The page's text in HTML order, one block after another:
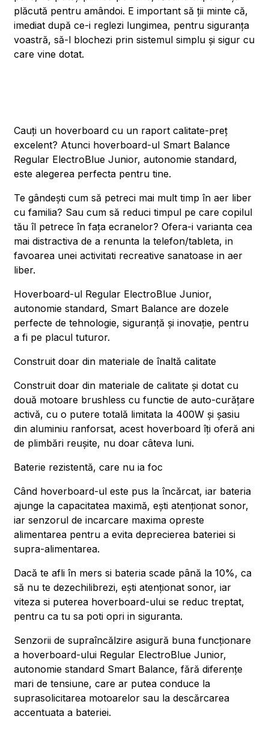
plăcută pentru amândoi. E important să ții minte că,
imediat după ce-i reglezi lungimea, pentru siguranța
voastră, să-l blochezi prin sistemul simplu și sigur cu
care vine dotat.
Cauți un hoverboard cu un raport calitate-preț
excelent? Atunci hoverboard-ul Smart Balance
Regular ElectroBlue Junior, autonomie standard,
este alegerea perfecta pentru tine.
Te gândești cum să petreci mai mult timp în aer liber
cu familia? Sau cum să reduci timpul pe care copilul
tău îl petrece în fața ecranelor? Ofera-i varianta cea
mai distractiva de a renunta la telefon/tableta, in
favoarea unei activitati recreative sanatoase in aer
liber.
Hoverboard-ul Regular ElectroBlue Junior,
autonomie standard, Smart Balance are dozele
perfecte de tehnologie, siguranță și inovație, pentru
a fi pe placul tuturor.
Construit doar din materiale de înaltă calitate
Construit doar din materiale de calitate și dotat cu
două motoare brushless cu functie de auto-curățare
activă, cu o putere totală limitata la 400W și șasiu
din aluminiu ranforsat, acest hoverboard îți oferă ani
de plimbări reușite, nu doar câteva luni.
Baterie rezistentă, care nu ia foc
Când hoverboard-ul este pus la încărcat, iar bateria
ajunge la capacitatea maximă, ești atenționat sonor,
iar senzorul de incarcare maxima opreste
alimentarea pentru a evita deprecierea bateriei si
supra-alimentarea.
Dacă te afli în mers si bateria scade până la 10%, ca
să nu te dezechilibrezi, ești atenționat sonor, iar
viteza si puterea hoverboard-ului se reduc treptat,
pentru ca tu sa poti opri in siguranta.
Senzorii de supraîncălzire asigură buna funcționare
a hoverboard-ului Regular ElectroBlue Junior,
autonomie standard Smart Balance, fără diferențe
mari de tensiune, care ar putea conduce la
suprasolicitarea motoarelor sau la descărcarea
accentuata a bateriei.